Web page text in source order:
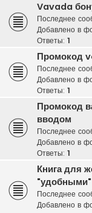
Vavada
Последнее
Добавлено в
Ответы: 1
Промокод
Последнее
Добавлено в
Ответы: 1
Промокод
вводом
Последнее
Добавлено в
Ответы: 1
Книга для
"удобными"
Последнее
Добавлено в